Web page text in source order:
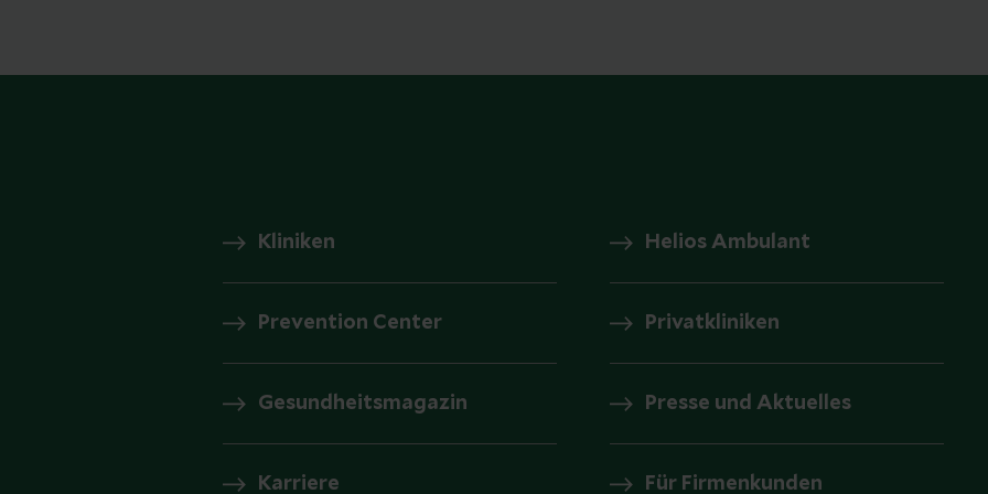
Kliniken Helios Ambulant
Prevention Center Privatkliniken
Gesundheitsmagazin Presse und Aktuelles
Karriere Für Firmenkunden